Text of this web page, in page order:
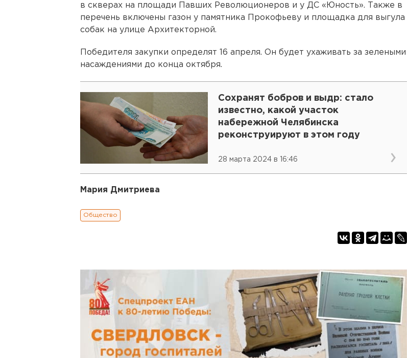
в скверах на площади Павших Революционеров и у ДС «Юность». Также в
перечень включены газон у памятника Прокофьеву и площадка для выгула
собак на улице Архитекторной.
Победителя закупки определят 16 апреля. Он будет ухаживать за зелеными
насаждениями до конца октября.
Сохранят бобров и выдр: стало
известно, какой участок
набережной Челябинска
реконструируют в этом году
28 марта 2024 в 16:46
Мария Дмитриева
Общество